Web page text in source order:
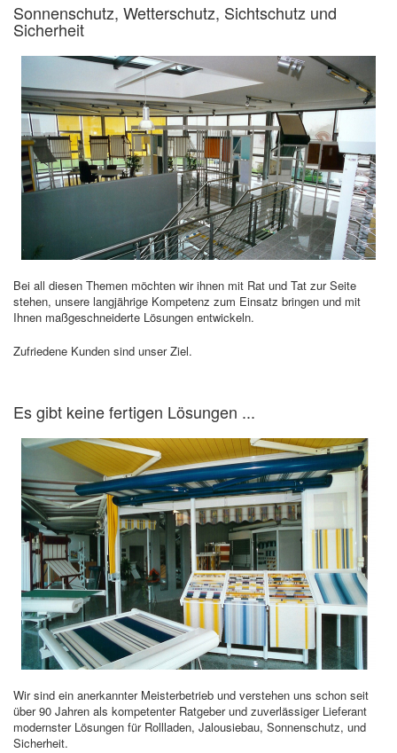
Sonnenschutz, Wetterschutz, Sichtschutz und
Sicherheit
Bei all diesen Themen möchten wir ihnen mit Rat und Tat zur Seite
stehen, unsere langjährige Kompetenz zum Einsatz bringen und mit
Ihnen maßgeschneiderte Lösungen entwickeln.
Zufriedene Kunden sind unser Ziel.
Es gibt keine fertigen Lösungen ...
Wir sind ein anerkannter Meisterbetrieb und verstehen uns schon seit
über 90 Jahren als kompetenter Ratgeber und zuverlässiger Lieferant
modernster Lösungen für Rollladen, Jalousiebau, Sonnenschutz, und
Sicherheit.